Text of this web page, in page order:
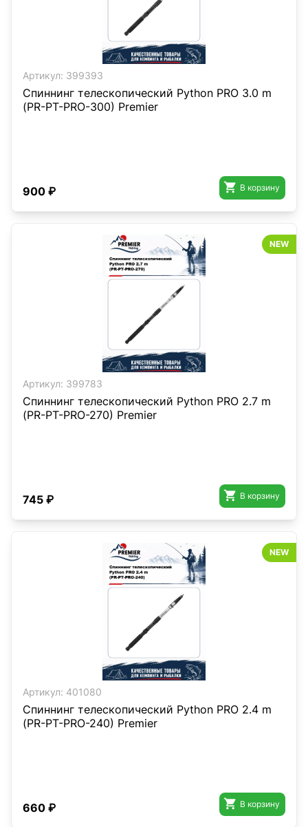
Артикул: 399393
Спиннинг телескопический Python PRO 3.0 m
(РR-PT-PRO-300) Premier
900 ₽  В корзину
Артикул: 399783
Спиннинг телескопический Python PRO 2.7 m
(РR-PT-PRO-270) Premier
745 ₽  В корзину
NEW
Артикул: 401080
Спиннинг телескопический Python PRO 2.4 m
(РR-PT-PRO-240) Premier
660 ₽  В корзину
NEW